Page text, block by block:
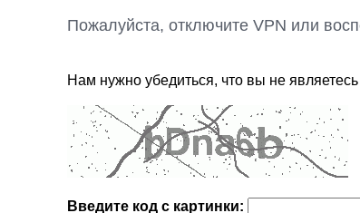
Пожалуйста, отключите VPN или
Нам нужно убедиться, что вы не
Введите код с картинки: